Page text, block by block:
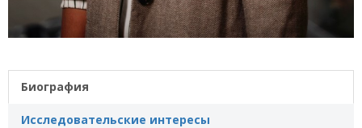
Биография
Исследовательские интересы